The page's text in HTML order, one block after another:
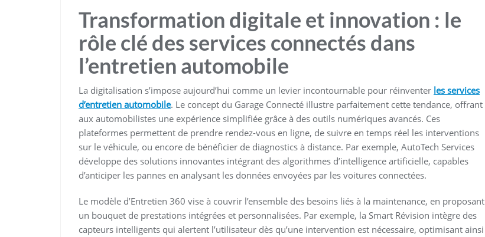
Transformation digitale et innovation : le
rôle clé des services connectés dans
l’entretien automobile
La digitalisation s’impose aujourd’hui comme un levier incontournable pour réinventer les services
d’entretien automobile. Le concept du Garage Connecté illustre parfaitement cette tendance, offrant
aux automobilistes une expérience simplifiée grâce à des outils numériques avancés. Ces
plateformes permettent de prendre rendez-vous en ligne, de suivre en temps réel les interventions
sur le véhicule, ou encore de bénéficier de diagnostics à distance. Par exemple, AutoTech Services
développe des solutions innovantes intégrant des algorithmes d’intelligence artificielle, capables
d’anticiper les pannes en analysant les données envoyées par les voitures connectées.
Le modèle d’Entretien 360 vise à couvrir l’ensemble des besoins liés à la maintenance, en proposant
un bouquet de prestations intégrées et personnalisées. Par exemple, la Smart Révision intègre des
capteurs intelligents qui alertent l’utilisateur dès qu’une intervention est nécessaire, optimisant ainsi